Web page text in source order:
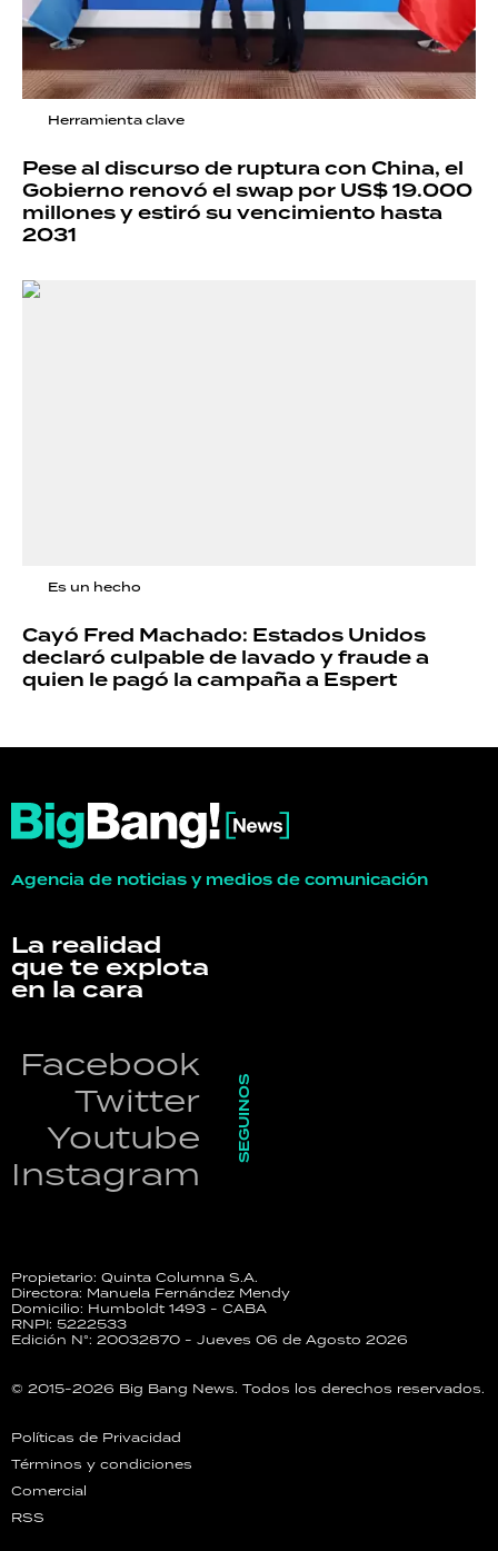
Herramienta clave
Pese al discurso de ruptura con China, el
Gobierno renovó el swap por US$ 19.000
millones y estiró su vencimiento hasta
2031
Es un hecho
Cayó Fred Machado: Estados Unidos
declaró culpable de lavado y fraude a
quien le pagó la campaña a Espert
Agencia de noticias y medios de comunicación
La realidad
que te explota
en la cara
Facebook
Twitter
Youtube
Instagram
SEGUINOS
Propietario: Quinta Columna S.A.
Directora: Manuela Fernández Mendy
Domicilio: Humboldt 1493 - CABA
RNPI: 5222533
Edición N°: 20032870 - Jueves 06 de Agosto 2026
© 2015-2026 Big Bang News. Todos los derechos reservados.
Políticas de Privacidad
Términos y condiciones
Comercial
RSS